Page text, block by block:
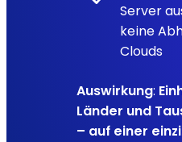
Server
keine
Clouds
Auswirkung:
Länder und
– auf einer